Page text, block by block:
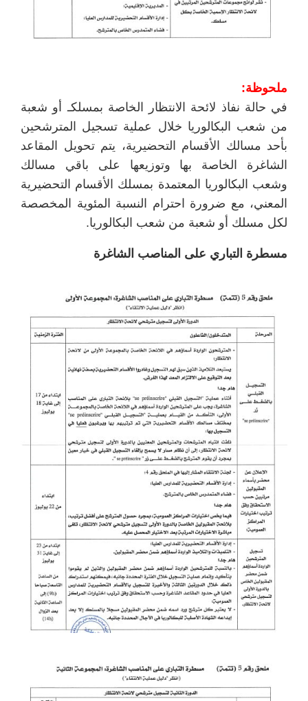
ملحوظة:
في حالة نفاذ لائحة الانتظار الخاصة بمسلكـ أو شعبة
من شعب البكالوريا خلال عملية تسجيل المترشحين
بأحد مسالك الأقسام التحضيرية، يتم تحويل المقاعد
الشاغرة الخاصة بها وتوزيعها على باقي مسالك
وشعب البكالوريا المعتمدة بمسلك الأقسام التحضيرية
المعني، مع ضرورة احترام النسبة المئوية المخصصة
لكل مسلك أو شعبة من شعب البكالوريا.
مسطرة التباري على المناصب الشاغرة